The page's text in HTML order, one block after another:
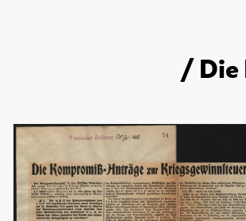
/ Die